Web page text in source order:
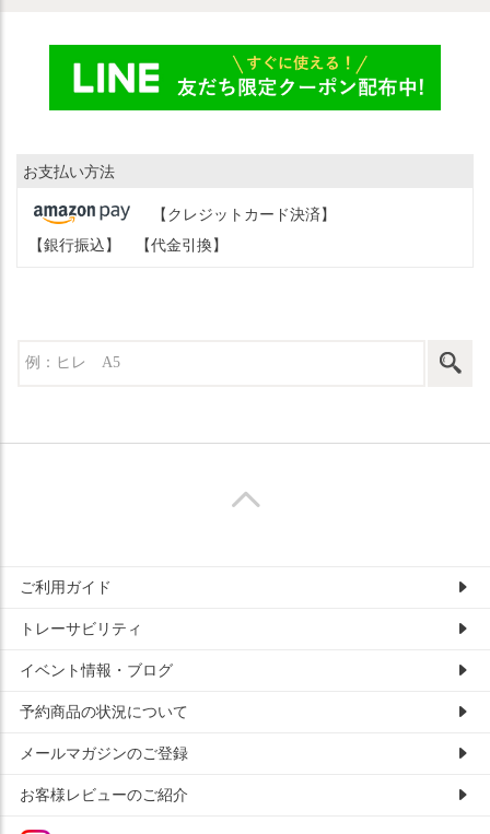
お支払い方法
【クレジットカード決済】
【銀行振込】
【代金引換】
ご利用ガイド
トレーサビリティ
イベント情報・ブログ
予約商品の状況について
メールマガジンのご登録
お客様レビューのご紹介